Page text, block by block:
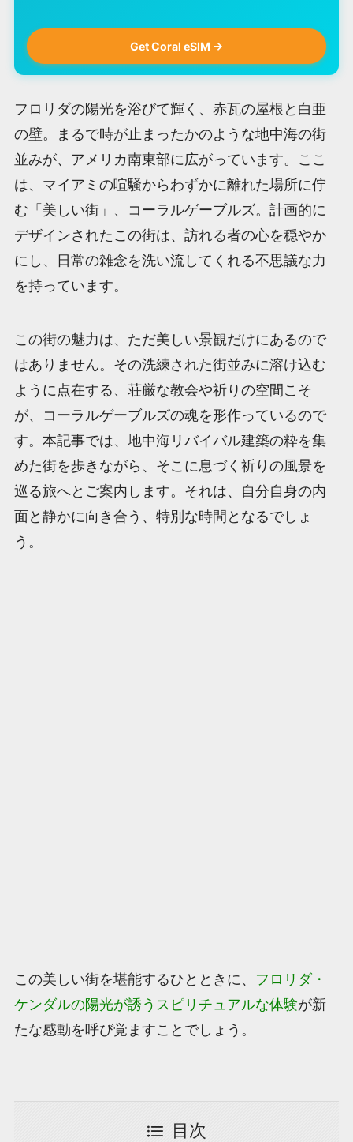
Get Coral eSIM →
フロリダの陽光を浴びて輝く、赤瓦の屋根と白亜
の壁。まるで時が止まったかのような地中海の街
並みが、アメリカ南東部に広がっています。ここ
は、マイアミの喧騒からわずかに離れた場所に佇
む「美しい街」、コーラルゲーブルズ。計画的に
デザインされたこの街は、訪れる者の心を穏やか
にし、日常の雑念を洗い流してくれる不思議な力
を持っています。
この街の魅力は、ただ美しい景観だけにあるので
はありません。その洗練された街並みに溶け込む
ように点在する、荘厳な教会や祈りの空間こそ
が、コーラルゲーブルズの魂を形作っているので
す。本記事では、地中海リバイバル建築の粋を集
めた街を歩きながら、そこに息づく祈りの風景を
巡る旅へとご案内します。それは、自分自身の内
面と静かに向き合う、特別な時間となるでしょ
う。
この美しい街を堪能するひとときに、
フロリダ・
ケンダルの陽光が誘うスピリチュアルな体験が新
たな感動を呼び覚ますことでしょう。
目次